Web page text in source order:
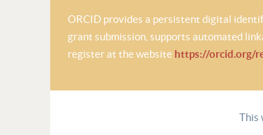
ORCID provides a persistent digital
grant submission, supports automated
register at the website https://orcid.org/
This